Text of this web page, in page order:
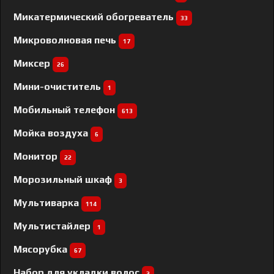
Микатермический обогреватель 33
Микроволновая печь 17
Миксер 26
Мини-очиститель 1
Мобильный телефон 613
Мойка воздуха 6
Монитор 22
Морозильный шкаф 3
Мультиварка 114
Мультистайлер 1
Мясорубка 67